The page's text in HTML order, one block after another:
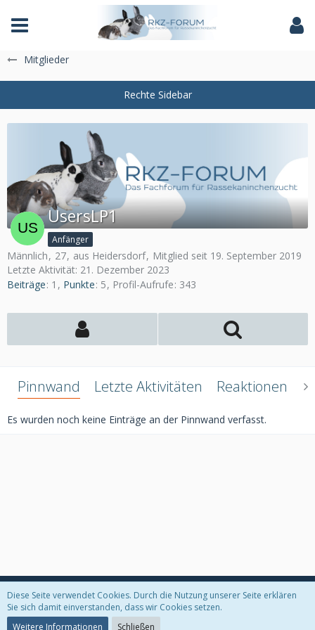
Das Fachforum der Rassekaninchenzucht
Mitglieder
UsersLP1
Anfänger
Männlich 27 aus Heidersdorf
Mitglied seit 19. September 2019
Letzte Aktivität: 21. Dezember 2023
Beiträge 1 Punkte 5 Profil-Aufrufe 343
Pinnwand Letzte Aktivitäten Reaktionen
Es wurden noch keine Einträge an der Pinnwand verfasst.
Datenschutzerklärung Kontakt Impressum
Diese Seite verwendet Cookies. Durch die Nutzung unserer Seite erklären
Sie sich damit einverstanden, dass wir Cookies setzen.
Weitere Informationen
Schließen